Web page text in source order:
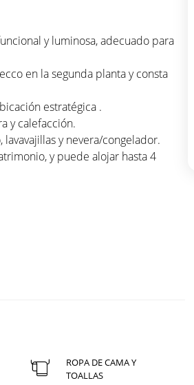
y luminosa, adecuado para
en la segunda planta y consta
estratégica .
y calefacción.
y nevera/congelador.
y puede alojar hasta 4
ROPA DE CAMA Y
TOALLAS